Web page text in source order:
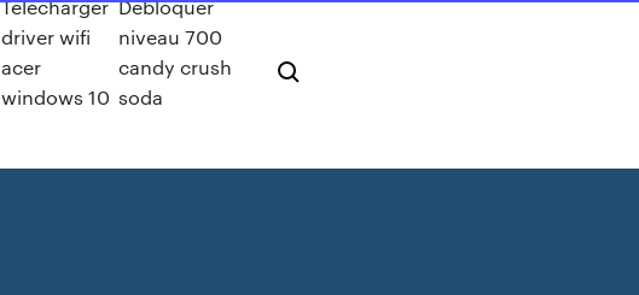
Télécharger
driver wifi
acer
windows 10
Debloquer
niveau 700
candy crush
soda